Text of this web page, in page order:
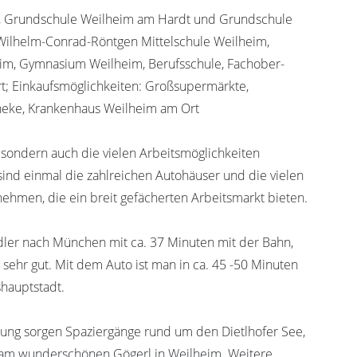
Weilheim am Hardt und Grundschule
Conrad-Röntgen Mittelschule Weilheim,
Gymnasium Weilheim, Berufsschule, Fachober-
Einkaufsmöglichkeiten: Großsupermärkte,
Krankenhaus Weilheim am Ort
auch die vielen Arbeitsmöglichkeiten
einmal die zahlreichen Autohäuser und die vielen
die ein breit gefächerten Arbeitsmarkt bieten.
nach München mit ca. 37 Minuten mit der Bahn,
gut. Mit dem Auto ist man in ca. 45 -50 Minuten
sorgen Spaziergänge rund um den Dietlhofer See,